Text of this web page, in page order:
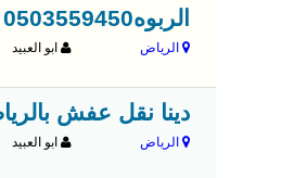
الربوه0503559450
الرياض ابو العبيد
دينا نقل عفش بالرياض 0503559450 شاحنة سيارة تنقل اثاث حي
الرياض ابو العبيد